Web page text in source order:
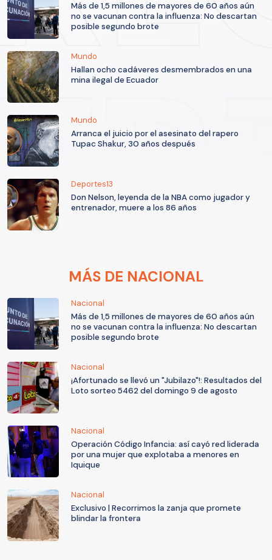
Más de 1,5 millones de mayores de 60 años aún
no se vacunan contra la influenza: No descartan
posible segundo brote
Mundo
Hallan ocho cadáveres desmembrados en una
mina ilegal de Ecuador
Mundo
Arranca el juicio por el asesinato del rapero
Tupac Shakur, 30 años después
Deportes13
Don Nelson, leyenda de la NBA como jugador y
entrenador, muere a los 86 años
MÁS DE NACIONAL
Nacional
Más de 1,5 millones de mayores de 60 años aún
no se vacunan contra la influenza: No descartan
posible segundo brote
Nacional
¡Afortunado se llevó un "Jubilazo"!: Resultados del
Loto sorteo 5462 del domingo 9 de agosto
Nacional
Operación Código Infancia: así cayó red liderada
por una mujer que explotaba a menores en
Iquique
Nacional
Exclusivo | Recorrimos la zanja que promete
blindar la frontera